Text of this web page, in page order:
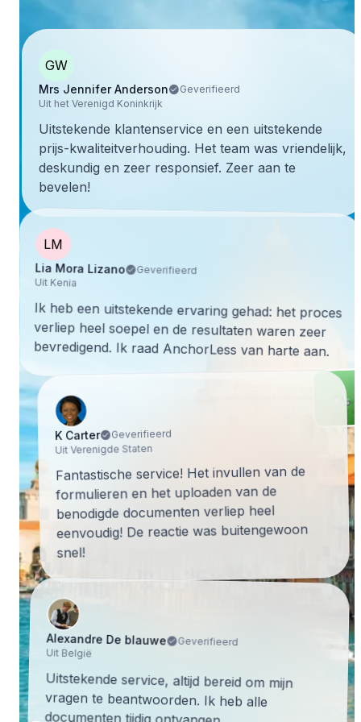
GW
Mrs Jennifer Anderson
Geverifieerd
Uit het Verenigd Koninkrijk
Uitstekende klantenservice en een uitstekende
prijs-kwaliteitverhouding. Het team was vriendelijk,
deskundig en zeer responsief. Zeer aan te
bevelen!
LM
Lia Mora Lizano Geverifieerd
Uit Kenia
Ik heb een uitstekende ervaring gehad: het proces
verliep heel soepel en de resultaten waren zeer
bevredigend. Ik raad AnchorLess van harte aan.
K Carter Geverifieerd
Uit Verenigde Staten
Fantastische service! Het invullen van de
formulieren en het uploaden van de
benodigde documenten verliep heel
eenvoudig! De reactie was buitengewoon
snel!
Alexandre De blauwe Geverifieerd
Uit België
Uitstekende service, altijd bereid om mijn
vragen te beantwoorden. Ik heb alle